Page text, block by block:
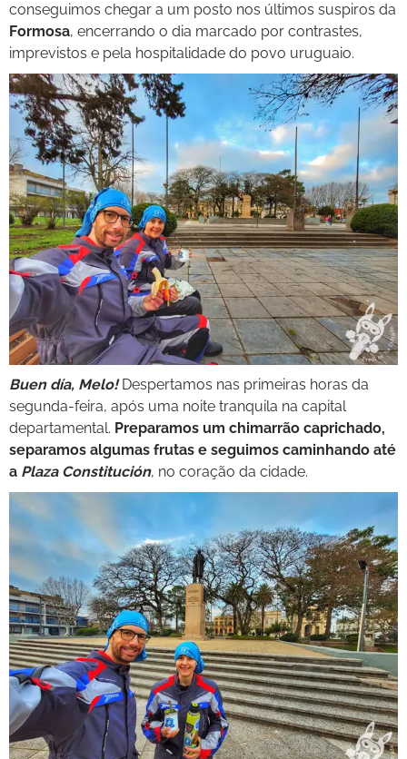
conseguimos chegar a um posto nos últimos suspiros da
Formosa, encerrando o dia marcado por contrastes,
imprevistos e pela hospitalidade do povo uruguaio.
Buen día, Melo! Despertamos nas primeiras horas da
segunda-feira, após uma noite tranquila na capital
departamental. Preparamos um chimarrão caprichado,
separamos algumas frutas e seguimos caminhando até
a Plaza Constitución, no coração da cidade.